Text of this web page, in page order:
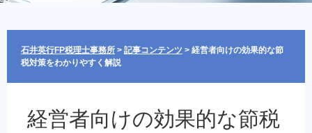
石井英行FP税理士事務所 > 記事コンテンツ > 経営者向けの効果的な節
税対策をわかりやすく解説
経営者向けの効果的な節税